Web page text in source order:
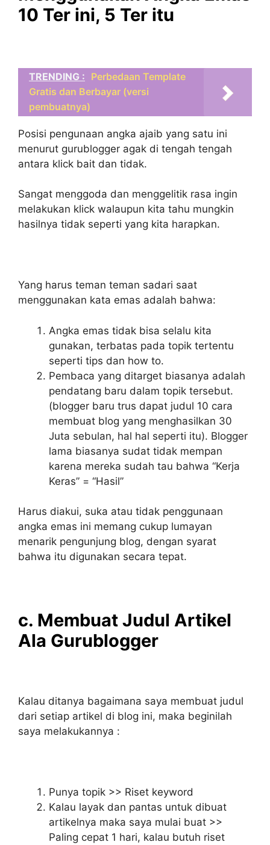
10 Ter ini, 5 Ter itu
TRENDING : Perbedaan Template
Gratis dan Berbayar (versi
pembuatnya)
Posisi pengunaan angka ajaib yang satu ini
menurut gurublogger agak di tengah tengah
antara klick bait dan tidak.
Sangat menggoda dan menggelitik rasa ingin
melakukan klick walaupun kita tahu mungkin
hasilnya tidak seperti yang kita harapkan.
Yang harus teman teman sadari saat
menggunakan kata emas adalah bahwa:
Angka emas tidak bisa selalu kita
gunakan, terbatas pada topik tertentu
seperti tips dan how to.
Pembaca yang ditarget biasanya adalah
pendatang baru dalam topik tersebut.
(blogger baru trus dapat judul 10 cara
membuat blog yang menghasilkan 30
Juta sebulan, hal hal seperti itu). Blogger
lama biasanya sudat tidak mempan
karena mereka sudah tau bahwa “Kerja
Keras” = “Hasil”
Harus diakui, suka atau tidak penggunaan
angka emas ini memang cukup lumayan
menarik pengunjung blog, dengan syarat
bahwa itu digunakan secara tepat.
c. Membuat Judul Artikel
Ala Gurublogger
Kalau ditanya bagaimana saya membuat judul
dari setiap artikel di blog ini, maka beginilah
saya melakukannya :
Punya topik >> Riset keyword
Kalau layak dan pantas untuk dibuat
artikelnya maka saya mulai buat >>
Paling cepat 1 hari, kalau butuh riset